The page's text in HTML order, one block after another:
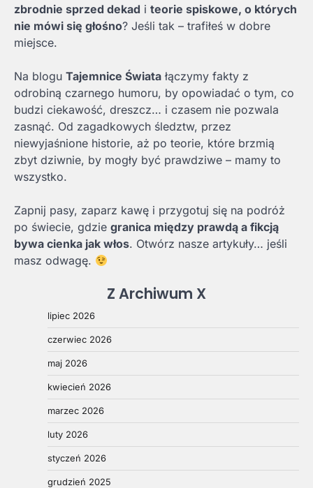
zbrodnie sprzed dekad i teorie spiskowe, o których
nie mówi się głośno? Jeśli tak – trafiłeś w dobre
miejsce.
Na blogu Tajemnice Świata łączymy fakty z
odrobiną czarnego humoru, by opowiadać o tym, co
budzi ciekawość, dreszcz… i czasem nie pozwala
zasnąć. Od zagadkowych śledztw, przez
niewyjaśnione historie, aż po teorie, które brzmią
zbyt dziwnie, by mogły być prawdziwe – mamy to
wszystko.
Zapnij pasy, zaparz kawę i przygotuj się na podróż
po świecie, gdzie granica między prawdą a fikcją
bywa cienka jak włos. Otwórz nasze artykuły… jeśli
masz odwagę.
Z Archiwum X
lipiec 2026
czerwiec 2026
maj 2026
kwiecień 2026
marzec 2026
luty 2026
styczeń 2026
grudzień 2025